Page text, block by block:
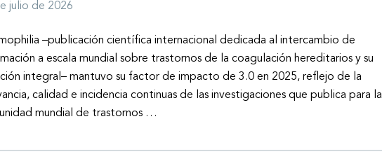
julio de 2026
–publicación científica internacional dedicada al intercambio de
a escala mundial sobre trastornos de la coagulación hereditarios y su
integral– mantuvo su factor de impacto de 3.0 en 2025, reflejo de la
calidad e incidencia continuas de las investigaciones que publica para la
mundial de trastornos …